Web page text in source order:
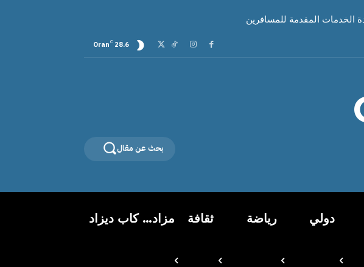
الخدمات المقدمة للمسافرين
28.6
C
Oran
بحث عن مقال
دولي رياضة ثقافة مزاد… كاب ديزاد